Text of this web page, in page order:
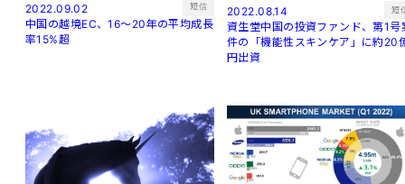
2022.09.02 短信
中国の越境EC、16～20年の平均成長
率15%超
2022.08.14 短
資生堂中国の投資ファンド、第1号
件の「機能性スキンケア」に約20
円出資